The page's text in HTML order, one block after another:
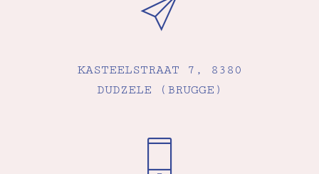
KASTEELSTRAAT 7, 8380
DUDZELE (BRUGGE)